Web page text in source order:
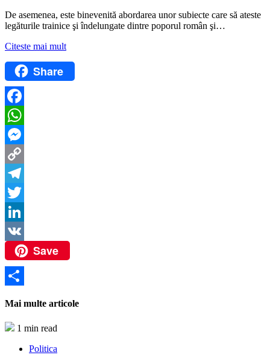
De asemenea, este binevenită abordarea unor subiecte care să ateste
legăturile trainice şi îndelungate dintre poporul român şi…
Citeste mai mult
Share
Facebook
WhatsApp
Messenger
Copy
Link
Telegram
Twitter
LinkedIn
VK
Save
Mai multe articole
1 min read
Politica